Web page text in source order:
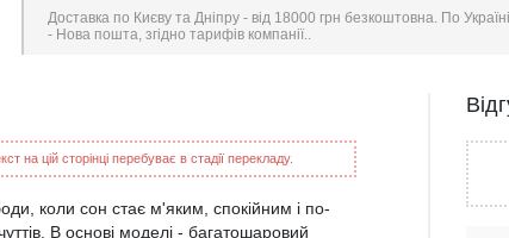
Доставка по Києву та Дніпру - від 18000 грн безкоштовна. По Україні
- Нова пошта, згідно тарифів компанії..
на цій сторінці перебуває в стадії перекладу.
коли сон стає м'яким, спокійним і по-
В основі моделі - багатошаровий